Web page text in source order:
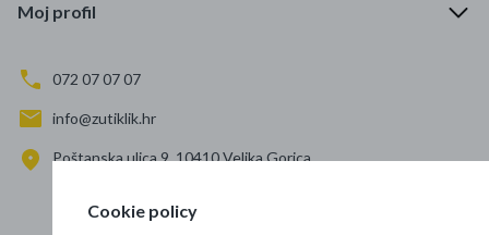
Moj profil
072 07 07 07
info@zutiklik.hr
Poštanska ulica 9, 10410 Velika Gorica
Cookie policy